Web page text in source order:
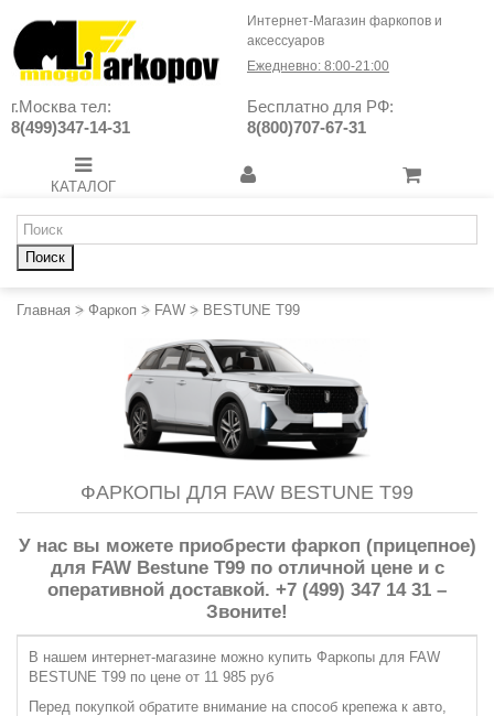
Интернет-Магазин фаркопов и
аксессуаров
Ежедневно: 8:00-21:00
г.Москва тел:
8(499)347-14-31
Бесплатно для РФ:
8(800)707-67-31
КАТАЛОГ
Поиск
Главная > Фаркоп > FAW > BESTUNE T99
ФАРКОПЫ ДЛЯ FAW BESTUNE T99
У нас вы можете приобрести фаркоп (прицепное)
для FAW Bestune T99 по отличной цене и с
оперативной доставкой. +7 (499) 347 14 31 –
Звоните!
В нашем интернет-магазине можно купить Фаркопы для FAW
BESTUNE T99 по цене от 11 985 руб
Перед покупкой обратите внимание на способ крепежа к авто,